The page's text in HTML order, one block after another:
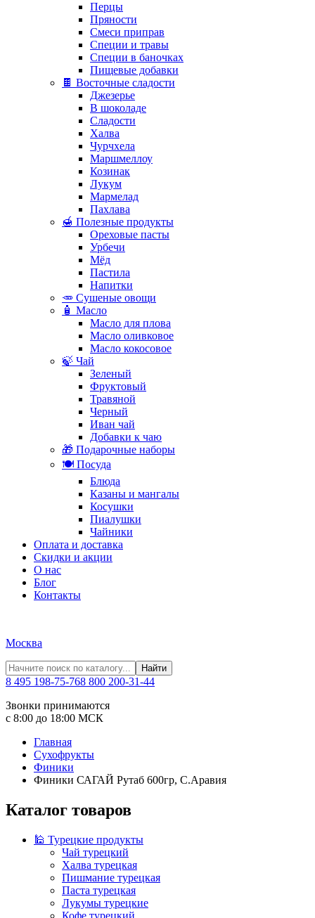
Перцы
Пряности
Смеси приправ
Специи и травы
Специи в баночках
Пищевые добавки
🍫 Восточные сладости
Джезерье
В шоколаде
Сладости
Халва
Чурчхела
Маршмеллоу
Козинак
Лукум
Мармелад
Пахлава
🍯 Полезные продукты
Ореховые пасты
Урбечи
Мёд
Пастила
Напитки
🥕 Сушеные овощи
🧴 Масло
Масло для плова
Масло оливковое
Масло кокосовое
🍃 Чай
Зеленый
Фруктовый
Травяной
Черный
Иван чай
Добавки к чаю
🎁 Подарочные наборы
🍽️ Посуда
Блюда
Казаны и мангалы
Косушки
Пиалушки
Чайники
Оплата и доставка
Скидки и акции
О нас
Блог
Контакты
Москва
Найти
8 495 198-75-768 800 200-31-44
Звонки принимаются
с 8:00 до 18:00 МСК
Главная
Сухофрукты
Финики
Финики САГАЙ Рутаб 600гр, С.Аравия
Каталог товаров
🕌 Турецкие продукты
Чай турецкий
Халва турецкая
Пишмание турецкая
Паста турецкая
Лукумы турецкие
Кофе турецкий